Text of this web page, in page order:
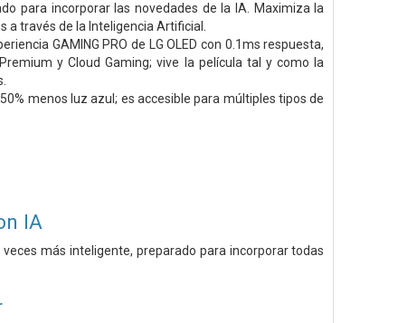
para incorporar las novedades de la IA. Maximiza la
a través de la Inteligencia Artificial.
GAMING PRO de LG OLED con 0.1ms respuesta,
y Cloud Gaming; vive la película tal y como la
menos luz azul; es accesible para múltiples tipos de
IA
más inteligente, preparado para incorporar todas